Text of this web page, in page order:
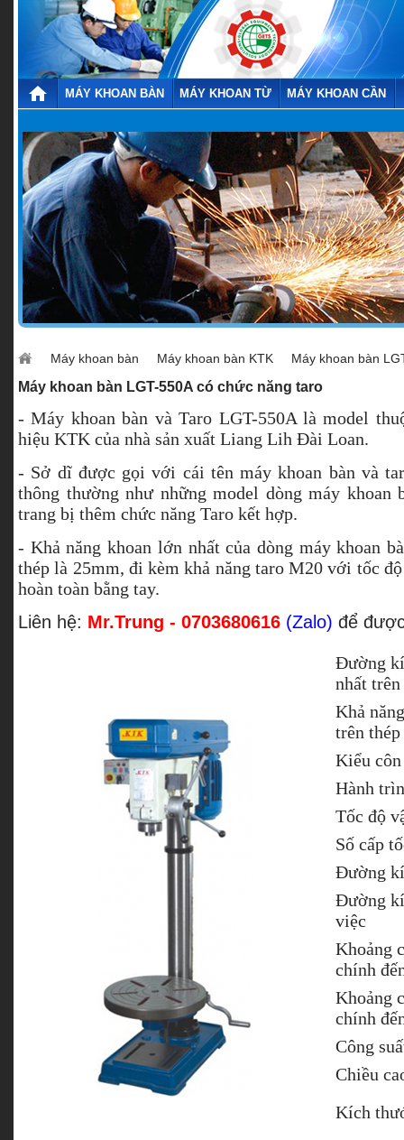
MÁY KHOAN BÀN MÁY KHOAN TỪ MÁY KHOAN CẦN
Máy khoan bàn Máy khoan bàn KTK Máy khoan bàn
Máy khoan bàn LGT-550A có chức năng taro
- Máy khoan bàn và Taro LGT-550A là model
hiệu KTK của nhà sản xuất Liang Lih Đài Loan.
- Sở dĩ được gọi với cái tên máy khoan bàn và
thông thường như những model dòng máy khoan
trang bị thêm chức năng Taro kết hợp.
- Khả năng khoan lớn nhất của dòng máy khoan
thép là 25mm, đi kèm khả năng taro M20 với tốc
hoàn toàn bằng tay.
Liên hệ: Mr.Trung - 0703680616 (Zalo) để
Đường
nhất
Khả
trên thép
Kiểu
Hành
Tốc độ
Số cấp
Đường
Đường
việc
Khoảng
chính
Khoảng
chính
Công
Chiều
Kích